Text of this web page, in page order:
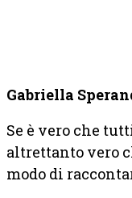
Gabriella
Se è vero che
altrettanto vero
modo di